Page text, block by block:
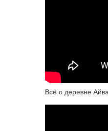
Всё о деревне